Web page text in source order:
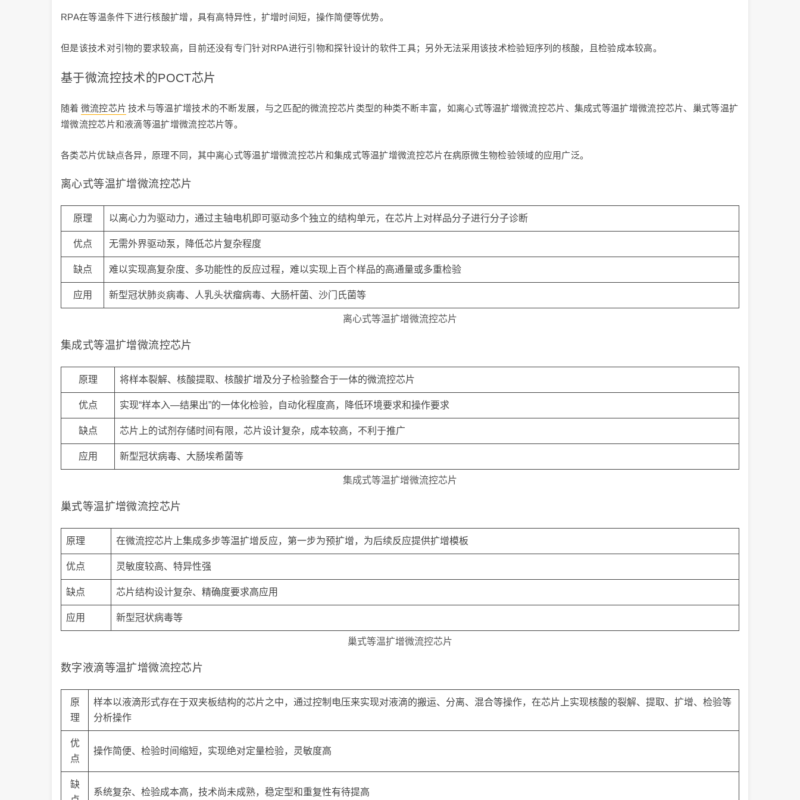
RPA在等温条件下进行核酸扩增，具有高特异性，扩增时间短，操作简便等优势。
但是该技术对引物的要求较高，目前还没有专门针对RPA进行引物和探针设计的软件工具；另外无法采用该技术检验短序列的核酸，且检验成本较高。
基于微流控技术的POCT芯片
随着 微流控芯片 技术与等温扩增技术的不断发展，与之匹配的微流控芯片类型的种类不断丰富，如离心式等温扩增微流控芯片、集成式等温扩增微流控芯片、巢式等温扩
增微流控芯片和液滴等温扩增微流控芯片等。
各类芯片优缺点各异，原理不同，其中离心式等温扩增微流控芯片和集成式等温扩增微流控芯片在病原微生物检验领域的应用广泛。
离心式等温扩增微流控芯片
原理 以离心力为驱动力，通过主轴电机即可驱动多个独立的结构单元，在芯片上对样品分子进行分子诊断
优点 无需外界驱动泵，降低芯片复杂程度
缺点 难以实现高复杂度、多功能性的反应过程，难以实现上百个样品的高通量或多重检验
应用 新型冠状肺炎病毒、人乳头状瘤病毒、大肠杆菌、沙门氏菌等
离心式等温扩增微流控芯片
集成式等温扩增微流控芯片
原理 将样本裂解、核酸提取、核酸扩增及分子检验整合于一体的微流控芯片
优点 实现“样本入—结果出”的一体化检验，自动化程度高，降低环境要求和操作要求
缺点 芯片上的试剂存储时间有限，芯片设计复杂，成本较高，不利于推广
应用 新型冠状病毒、大肠埃希菌等
集成式等温扩增微流控芯片
巢式等温扩增微流控芯片
原理 在微流控芯片上集成多步等温扩增反应，第一步为预扩增，为后续反应提供扩增模板
优点 灵敏度较高、特异性强
缺点 芯片结构设计复杂、精确度要求高应用
应用 新型冠状病毒等
巢式等温扩增微流控芯片
数字液滴等温扩增微流控芯片
原
理
样本以液滴形式存在于双夹板结构的芯片之中，通过控制电压来实现对液滴的搬运、分离、混合等操作，在芯片上实现核酸的裂解、提取、扩增、检验等
分析操作
优
点
操作简便、检验时间缩短，实现绝对定量检验，灵敏度高
缺
系统复杂、检验成本高，技术尚未成熟，稳定型和重复性有待提高